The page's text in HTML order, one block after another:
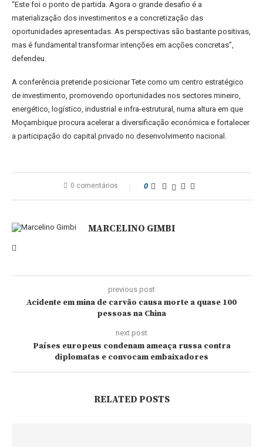
“Este foi o ponto de partida. Agora o grande desafio é a
materialização dos investimentos e a concretização das
oportunidades apresentadas. As perspectivas são bastante positivas,
mas é fundamental transformar intenções em acções concretas”,
defendeu.
A conferência pretende posicionar Tete como um centro estratégico
de investimento, promovendo oportunidades nos sectores mineiro,
energético, logístico, industrial e infra-estrutural, numa altura em que
Moçambique procura acelerar a diversificação económica e fortalecer
a participação do capital privado no desenvolvimento nacional.
0 comentários 0
MARCELINO GIMBI
previous post
Acidente em mina de carvão causa morte a quase 100
pessoas na China
next post
Países europeus condenam ameaça russa contra
diplomatas e convocam embaixadores
RELATED POSTS